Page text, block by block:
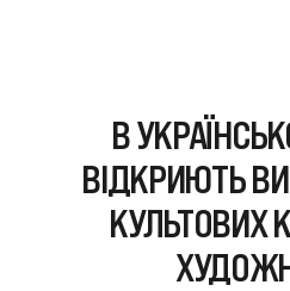
В
ВІДКРИЮТЬ
КУЛЬТОВИХ